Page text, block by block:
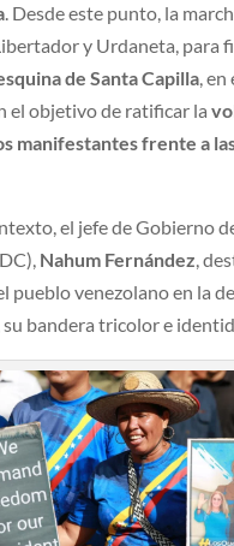
. Desde este punto, la
y Urdaneta, para
de Santa Capilla, en
el objetivo de ratificar la
manifestantes frente a
el jefe de Gobierno
Nahum Fernández,
pueblo venezolano en la
su bandera tricolor e